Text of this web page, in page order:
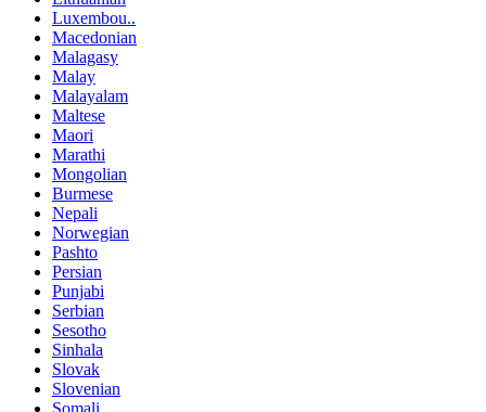
Luxembou..
Macedonian
Malagasy
Malay
Malayalam
Maltese
Maori
Marathi
Mongolian
Burmese
Nepali
Norwegian
Pashto
Persian
Punjabi
Serbian
Sesotho
Sinhala
Slovak
Slovenian